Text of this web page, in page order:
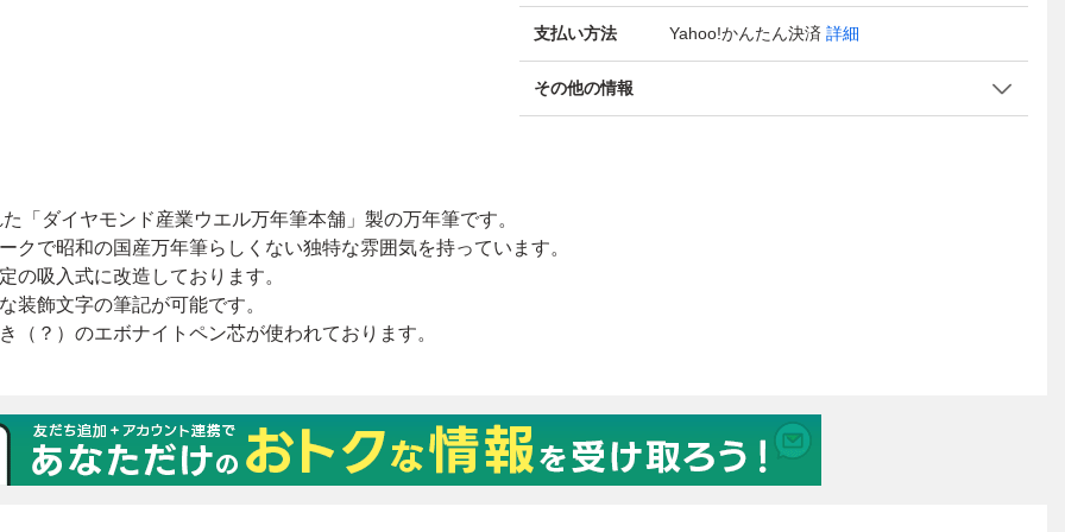
支払い方法 Yahoo!かんたん決済 詳細
その他の情報